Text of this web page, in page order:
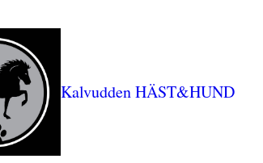
Kalvudden HÄST&HUND